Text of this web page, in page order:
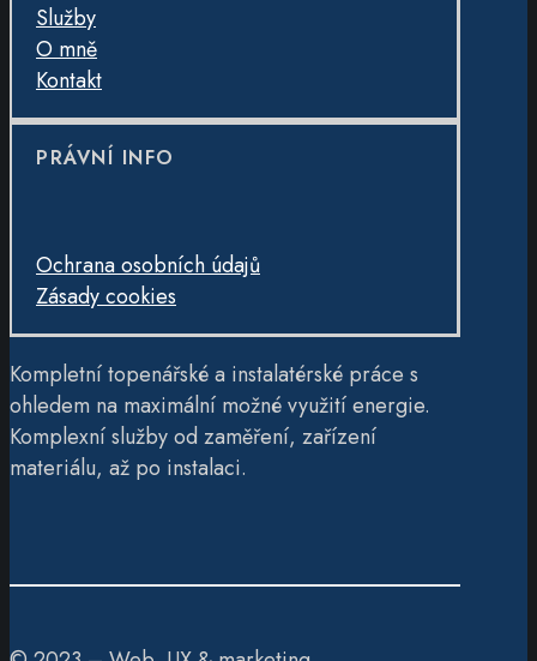
Služby
O mně
Kontakt
PRÁVNÍ INFO
Ochrana osobních údajů
Zásady cookies
Kompletní topenářské a instalatérské práce s
ohledem na maximální možné využití energie.
Komplexní služby od zaměření, zařízení
materiálu, až po instalaci.